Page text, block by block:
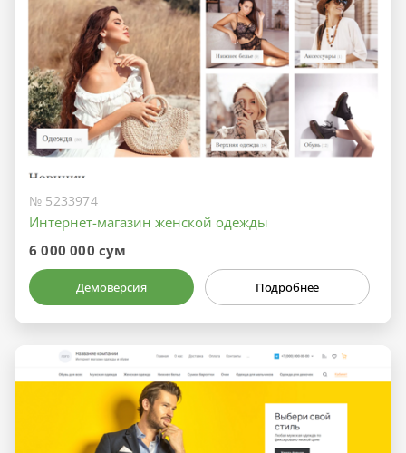
№ 5233974
Интернет-магазин женской одежды
6 000 000 сум
Демоверсия Подробнее